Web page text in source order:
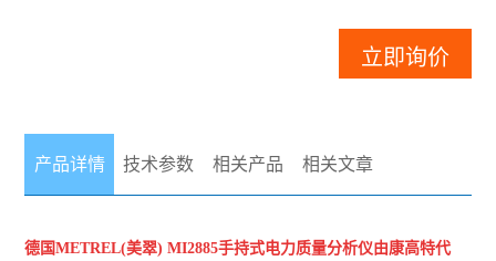
立即询价
产品详情 技术参数 相关产品 相关文章
德国METREL(美翠)MI2885手持式电力质量分析仪由康高特代